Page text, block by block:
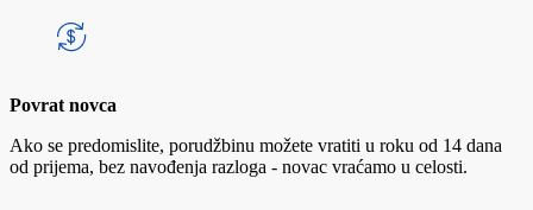
Povrat novca
Ako se predomislite, porudžbinu možete vratiti u roku od 14 dana
od prijema, bez navođenja razloga - novac vraćamo u celosti.